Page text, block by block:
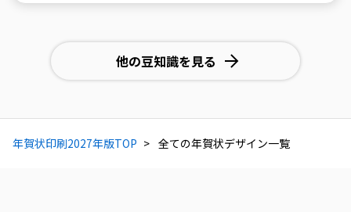
他の豆知識を見る
年賀状印刷2027年版TOP 全ての年賀状デザイン一覧